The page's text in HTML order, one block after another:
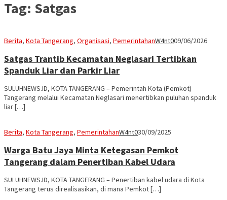
Tag: Satgas
Berita, Kota Tangerang, Organisasi, PemerintahanW4nt009/06/2026
Satgas Trantib Kecamatan Neglasari Tertibkan
Spanduk Liar dan Parkir Liar
SULUHNEWS.ID, KOTA TANGERANG – Pemerintah Kota (Pemkot)
Tangerang melalui Kecamatan Neglasari menertibkan puluhan spanduk
liar […]
Berita, Kota Tangerang, PemerintahanW4nt030/09/2025
Warga Batu Jaya Minta Ketegasan Pemkot
Tangerang dalam Penertiban Kabel Udara
SULUHNEWS.ID, KOTA TANGERANG – Penertiban kabel udara di Kota
Tangerang terus direalisasikan, di mana Pemkot […]